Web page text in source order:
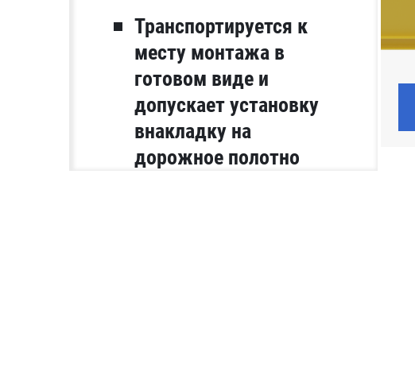
Транспортируется к
месту монтажа в
готовом виде и
допускает установку
внакладку на
дорожное полотно